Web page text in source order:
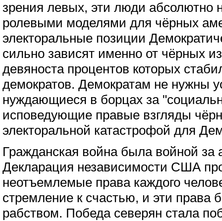
зрения левых, эти люди абсолютно
ролевыми моделями для чёрных
электоральные позиции
сильно зависят именно от чёрных
девяноста процентов которых
демократов. Демократам не нужны
нуждающиеся в борцах за
исповедующие правые взгляды
электоральной катастрофой для
Гражданская война была войной за
Декларация независимости США
неотъемлемые права каждого
стремление к счастью, и эти права
рабством. Победа северян стала